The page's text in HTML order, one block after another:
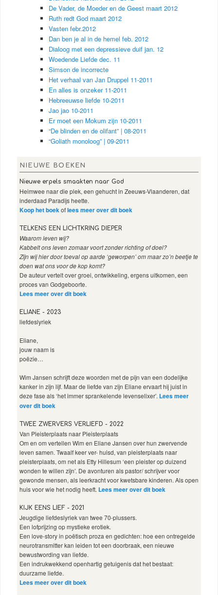
De Vader, de Moeder en de Geest maart 2012
Ruth redt God maart 2012
Vasten febr.2012
Dan ben je al in de hemel feb. 2012
Dialoog met een depressieve duif jan. 12
Woedende Liefde dec. 11
Simson de incorrecte
Het verhaal van Jan Druppel 11-2011
En alles is onzeker 11-2011
Hebreeuwse liefde 10-2011
Jao jao 10-2011
Er moet een Mokum zijn 10-2011
“De blinden en de olifant” | 08-2011
“Goliath monoloog” | 09-2011
NIEUWE BOEKEN
Nieuwe erpels smaakten naar God
Heimwee naar die plek, een gehucht in Zeeuws-Vlaanderen, dat
inderdaad Paradijs heette.
Koop het boekoflees meer over dit boek
TELKENS EEN LICHTKRING DIEPER
Waarom leven wij?
Kabbelt ons leven zomaar voort zonder richting of doel?
Zijn wij hier door toeval op aarde ‘geworpen’ om maar zo’n beetje te
doen wat ons voor de kop komt?
De auteur vertelt over groei, ontwikkeling, ergens uitkomen, een
proces van Godgeboorte.
Lees meer over dit boek
ELIANE - 2023
liefdeslyriek
Eliane,
jouw naam is
poëzie…
Wim Jansen schrijft deze woorden met de pijn van een dodelijke
kanker in zijn lijf. Maar de liefde van zijn Eliane ervaart hij juist in
deze fase als ‘het immer sprankelende levenselixer’. Lees meer
over dit boek
TWEE ZWERVERS VERLIEFD - 2022
Van Pleisterplaats naar Pleisterplaats
Om en om vertellen Wim en Eliane Jansen over hun zwervende
leven samen. Twaalf keer ver- huisd, van pleisterplaats naar
pleisterplaats, om net als Etty Hillesum ‘een pleister op duizend
wonden te willen zijn’. De avonturen als pastor/ schrijver voor
gewonde mensen, als leerkracht voor kwetsbare kinderen. Als open
huis voor wie het nodig heeft. Lees meer over dit boek
KIJK EENS LIEF - 2021
Jeugdige liefdeslyriek van twee 70-plussers.
Een lofprijzing op mystieke erotiek.
Een love-story in poëtisch proza en gedichten: hoe een ontregelde
neurotransmitter kan leiden tot een doorbraak, een nieuwe
bewustwording van liefde.
Een indrukwekkend openhartig getuigenis dat het bestaat:
duurzame liefde.
Lees meer over dit boek